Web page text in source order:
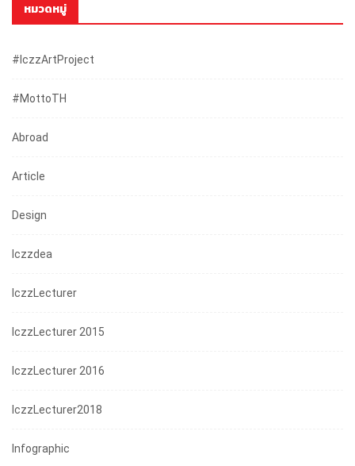
หมวดหมู่
#iczzArtProject
#mottoTH
Abroad
Article
Design
Iczzdea
IczzLecturer
IczzLecturer 2015
IczzLecturer 2016
IczzLecturer2018
Infographic